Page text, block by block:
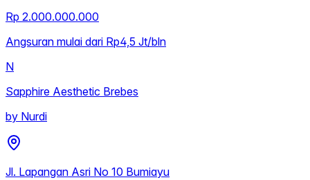
Rp 2.000.000.000
Angsuran mulai dari Rp4,5 Jt/bln
N
Sapphire Aesthetic Brebes
by Nurdi
Jl. Lapangan Asri No 10 Bumiayu